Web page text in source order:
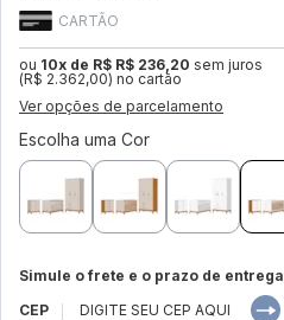
CARTÃO
ou 10x de R$ R$ 236,20 sem juros
(R$ 2.362,00) no cartão
Ver opções de parcelamento
Escolha uma Cor
Simule o frete e o prazo de entrega
CEP